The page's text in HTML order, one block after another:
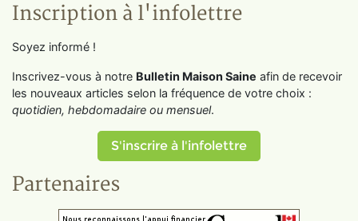
Inscription à l'infolettre
Soyez informé !
Inscrivez-vous à notre Bulletin Maison Saine afin de recevoir
les nouveaux articles selon la fréquence de votre choix :
quotidien, hebdomadaire ou mensuel.
S'inscrire à l'infolettre
Partenaires